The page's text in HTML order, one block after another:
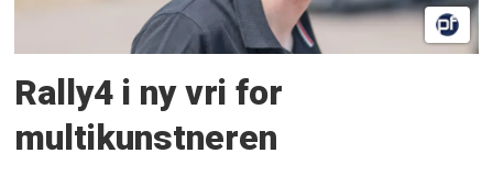
Rally4 i ny vri for
multikunstneren